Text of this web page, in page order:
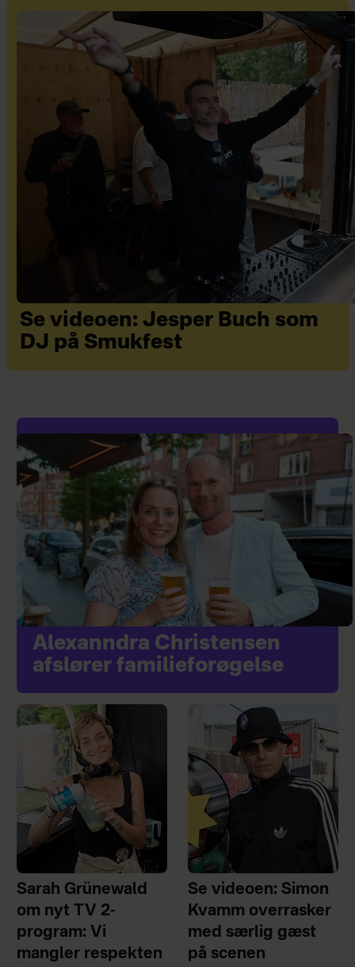
Se videoen: Jesper Buch som
DJ på Smukfest
Alexanndra Christensen
afslører familieforøgelse
Sarah Grünewald
om nyt TV 2-
program: Vi
mangler respekten
Se videoen: Simon
Kvamm overrasker
med særlig gæst
på scenen